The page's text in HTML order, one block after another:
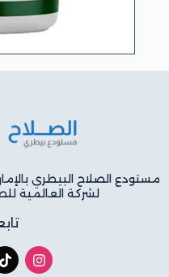
مستودع الصلاح البيطري
لشركة العالمية